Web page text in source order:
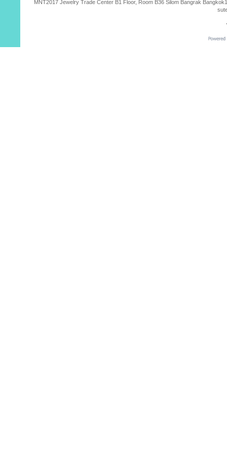
MNT2017 Jewelry Trade Center B1 Floor, Room B36 Silom Bangrak